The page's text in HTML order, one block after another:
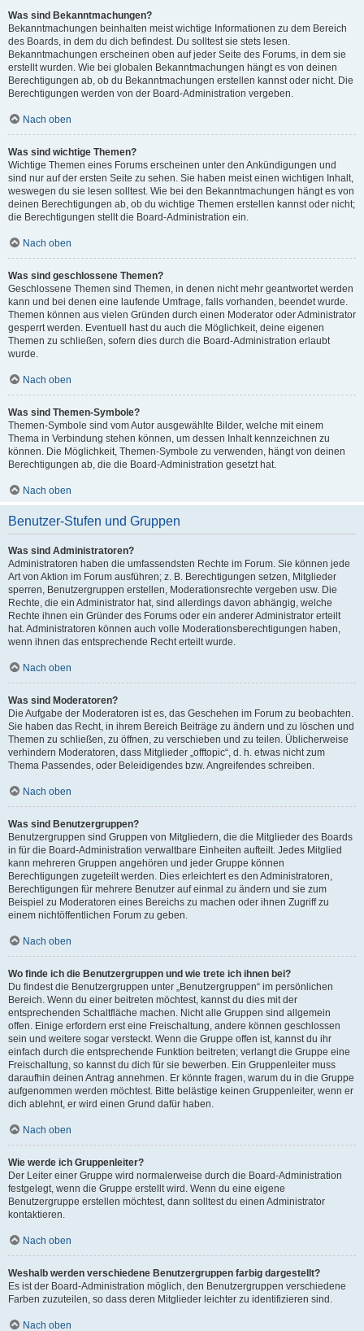
Was sind Bekanntmachungen?
Bekanntmachungen beinhalten meist wichtige Informationen zu dem Bereich
des Boards, in dem du dich befindest. Du solltest sie stets lesen.
Bekanntmachungen erscheinen oben auf jeder Seite des Forums, in dem sie
erstellt wurden. Wie bei globalen Bekanntmachungen hängt es von deinen
Berechtigungen ab, ob du Bekanntmachungen erstellen kannst oder nicht. Die
Berechtigungen werden von der Board-Administration vergeben.
Nach oben
Was sind wichtige Themen?
Wichtige Themen eines Forums erscheinen unter den Ankündigungen und
sind nur auf der ersten Seite zu sehen. Sie haben meist einen wichtigen Inhalt,
weswegen du sie lesen solltest. Wie bei den Bekanntmachungen hängt es von
deinen Berechtigungen ab, ob du wichtige Themen erstellen kannst oder nicht;
die Berechtigungen stellt die Board-Administration ein.
Nach oben
Was sind geschlossene Themen?
Geschlossene Themen sind Themen, in denen nicht mehr geantwortet werden
kann und bei denen eine laufende Umfrage, falls vorhanden, beendet wurde.
Themen können aus vielen Gründen durch einen Moderator oder Administrator
gesperrt werden. Eventuell hast du auch die Möglichkeit, deine eigenen
Themen zu schließen, sofern dies durch die Board-Administration erlaubt
wurde.
Nach oben
Was sind Themen-Symbole?
Themen-Symbole sind vom Autor ausgewählte Bilder, welche mit einem
Thema in Verbindung stehen können, um dessen Inhalt kennzeichnen zu
können. Die Möglichkeit, Themen-Symbole zu verwenden, hängt von deinen
Berechtigungen ab, die die Board-Administration gesetzt hat.
Nach oben
Benutzer-Stufen und Gruppen
Was sind Administratoren?
Administratoren haben die umfassendsten Rechte im Forum. Sie können jede
Art von Aktion im Forum ausführen; z. B. Berechtigungen setzen, Mitglieder
sperren, Benutzergruppen erstellen, Moderationsrechte vergeben usw. Die
Rechte, die ein Administrator hat, sind allerdings davon abhängig, welche
Rechte ihnen ein Gründer des Forums oder ein anderer Administrator erteilt
hat. Administratoren können auch volle Moderationsberechtigungen haben,
wenn ihnen das entsprechende Recht erteilt wurde.
Nach oben
Was sind Moderatoren?
Die Aufgabe der Moderatoren ist es, das Geschehen im Forum zu beobachten.
Sie haben das Recht, in ihrem Bereich Beiträge zu ändern und zu löschen und
Themen zu schließen, zu öffnen, zu verschieben und zu teilen. Üblicherweise
verhindern Moderatoren, dass Mitglieder „offtopic“, d. h. etwas nicht zum
Thema Passendes, oder Beleidigendes bzw. Angreifendes schreiben.
Nach oben
Was sind Benutzergruppen?
Benutzergruppen sind Gruppen von Mitgliedern, die die Mitglieder des Boards
in für die Board-Administration verwaltbare Einheiten aufteilt. Jedes Mitglied
kann mehreren Gruppen angehören und jeder Gruppe können
Berechtigungen zugeteilt werden. Dies erleichtert es den Administratoren,
Berechtigungen für mehrere Benutzer auf einmal zu ändern und sie zum
Beispiel zu Moderatoren eines Bereichs zu machen oder ihnen Zugriff zu
einem nichtöffentlichen Forum zu geben.
Nach oben
Wo finde ich die Benutzergruppen und wie trete ich ihnen bei?
Du findest die Benutzergruppen unter „Benutzergruppen“ im persönlichen
Bereich. Wenn du einer beitreten möchtest, kannst du dies mit der
entsprechenden Schaltfläche machen. Nicht alle Gruppen sind allgemein
offen. Einige erfordern erst eine Freischaltung, andere können geschlossen
sein und weitere sogar versteckt. Wenn die Gruppe offen ist, kannst du ihr
einfach durch die entsprechende Funktion beitreten; verlangt die Gruppe eine
Freischaltung, so kannst du dich für sie bewerben. Ein Gruppenleiter muss
daraufhin deinen Antrag annehmen. Er könnte fragen, warum du in die Gruppe
aufgenommen werden möchtest. Bitte belästige keinen Gruppenleiter, wenn er
dich ablehnt, er wird einen Grund dafür haben.
Nach oben
Wie werde ich Gruppenleiter?
Der Leiter einer Gruppe wird normalerweise durch die Board-Administration
festgelegt, wenn die Gruppe erstellt wird. Wenn du eine eigene
Benutzergruppe erstellen möchtest, dann solltest du einen Administrator
kontaktieren.
Nach oben
Weshalb werden verschiedene Benutzergruppen farbig dargestellt?
Es ist der Board-Administration möglich, den Benutzergruppen verschiedene
Farben zuzuteilen, so dass deren Mitglieder leichter zu identifizieren sind.
Nach oben